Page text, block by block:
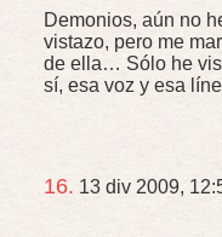
Demonios, aún no
vistazo, pero me
de ella… Sólo he
sí, esa voz y esa
16. 13 div 2009,